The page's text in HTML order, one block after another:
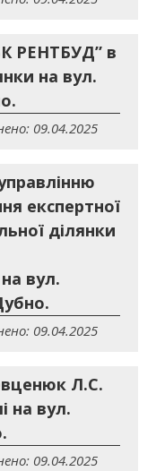
РЕНТБУД” в
на вул.
09.04.2025
експертної
ділянки
на вул.
09.04.2025
Л.С.
на вул.
09.04.2025